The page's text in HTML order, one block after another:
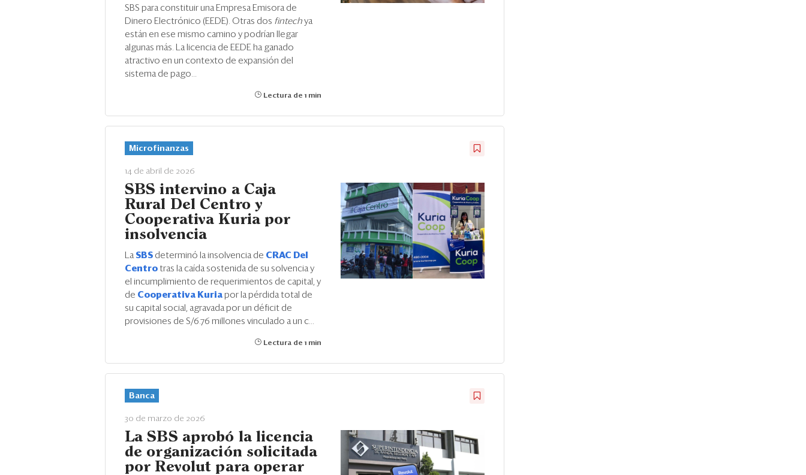
SBS para constituir una Empresa Emisora de
Dinero Electrónico (EEDE). Otras dos fintech ya
están en ese mismo camino y podrían llegar
algunas más. La licencia de EEDE ha ganado
atractivo en un contexto de expansión del
sistema de pago...
Lectura de 1 min
Microfinanzas
14 de abril de 2026
SBS intervino a Caja
Rural Del Centro y
Cooperativa Kuria por
insolvencia
La SBS determinó la insolvencia de CRAC Del
Centro tras la caída sostenida de su solvencia y
el incumplimiento de requerimientos de capital, y
de Cooperativa Kuria por la pérdida total de
su capital social, agravada por un déficit de
provisiones de S/6.76 millones vinculado a un c...
Lectura de 1 min
Banca
30 de marzo de 2026
La SBS aprobó la licencia
de organización solicitada
por Revolut para operar